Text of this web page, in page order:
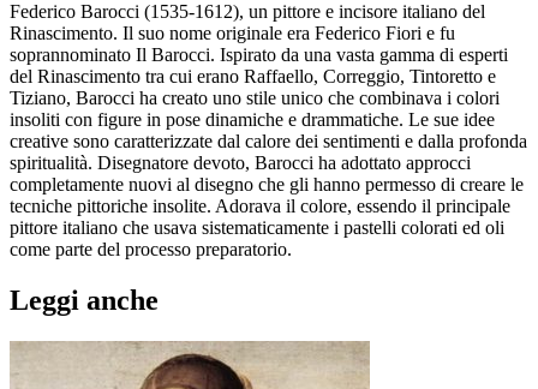
Federico Barocci (1535-1612), un pittore e incisore italiano del
Rinascimento. Il suo nome originale era Federico Fiori e fu
soprannominato Il Barocci. Ispirato da una vasta gamma di esperti
del Rinascimento tra cui erano Raffaello, Correggio, Tintoretto e
Tiziano, Barocci ha creato uno stile unico che combinava i colori
insoliti con figure in pose dinamiche e drammatiche. Le sue idee
creative sono caratterizzate dal calore dei sentimenti e dalla profonda
spiritualità. Disegnatore devoto, Barocci ha adottato approcci
completamente nuovi al disegno che gli hanno permesso di creare le
tecniche pittoriche insolite. Adorava il colore, essendo il principale
pittore italiano che usava sistematicamente i pastelli colorati ed oli
come parte del processo preparatorio.
Leggi anche